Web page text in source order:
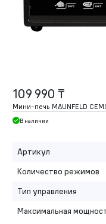
109 990 ₸
Мини-печь MAUNFELD
В наличии
Артикул
Количество режимов
Тип управления
Максимальная